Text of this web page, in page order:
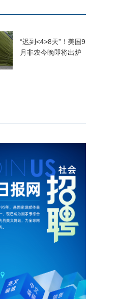
“迟到<4>8天”！美国9
月非农今晚即将出炉